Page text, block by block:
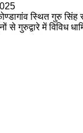
स्थित गुरु सिंह
गुरुद्वारे में विविध